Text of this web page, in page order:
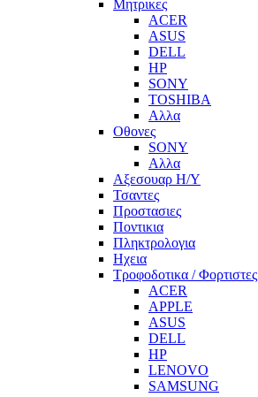
Μητρικες
ACER
ASUS
DELL
HP
SONY
TOSHIBA
Αλλα
Οθονες
SONY
Αλλα
Αξεσουαρ Η/Υ
Τσαντες
Προστασιες
Ποντικια
Πληκτρολογια
Ηχεια
Τροφοδοτικα / Φορτιστες
ACER
APPLE
ASUS
DELL
HP
LENOVO
SAMSUNG